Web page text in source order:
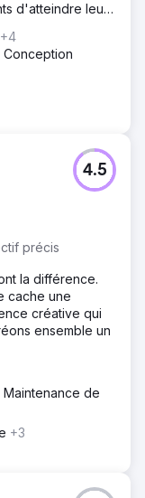
d'atteindre leurs
+4
Conception
précis
4.5
la différence.
cache une
créative qui
ensemble un
de
+3